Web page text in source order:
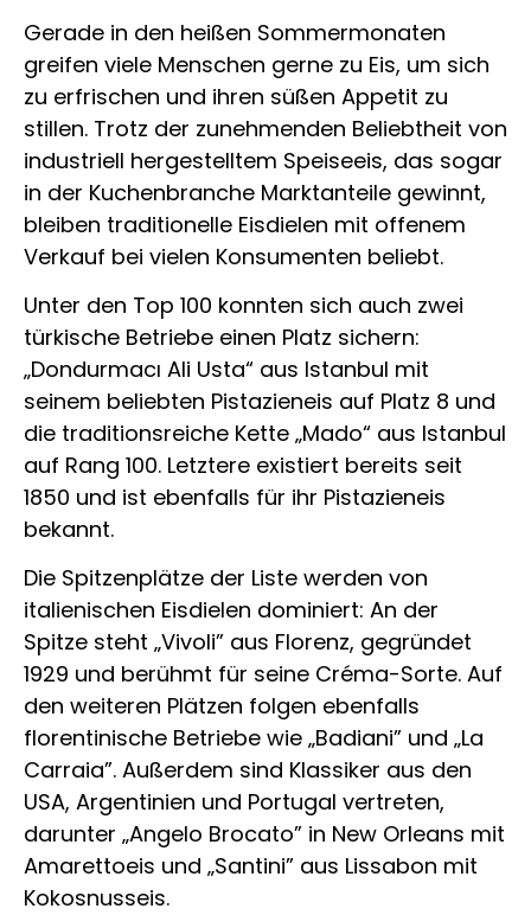
Gerade in den heißen Sommermonaten
greifen viele Menschen gerne zu Eis, um sich
zu erfrischen und ihren süßen Appetit zu
stillen. Trotz der zunehmenden Beliebtheit von
industriell hergestelltem Speiseeis, das sogar
in der Kuchenbranche Marktanteile gewinnt,
bleiben traditionelle Eisdielen mit offenem
Verkauf bei vielen Konsumenten beliebt.
Unter den Top 100 konnten sich auch zwei
türkische Betriebe einen Platz sichern:
„Dondurmacı Ali Usta“ aus Istanbul mit
seinem beliebten Pistazieneis auf Platz 8 und
die traditionsreiche Kette „Mado“ aus Istanbul
auf Rang 100. Letztere existiert bereits seit
1850 und ist ebenfalls für ihr Pistazieneis
bekannt.
Die Spitzenplätze der Liste werden von
italienischen Eisdielen dominiert: An der
Spitze steht „Vivoli” aus Florenz, gegründet
1929 und berühmt für seine Créma-Sorte. Auf
den weiteren Plätzen folgen ebenfalls
florentinische Betriebe wie „Badiani” und „La
Carraia”. Außerdem sind Klassiker aus den
USA, Argentinien und Portugal vertreten,
darunter „Angelo Brocato” in New Orleans mit
Amarettoeis und „Santini” aus Lissabon mit
Kokosnusseis.